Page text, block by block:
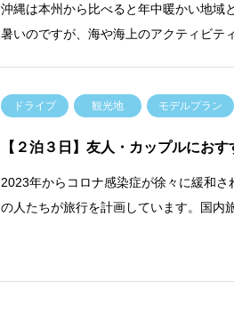
沖縄は本州から比べると年中暖かい地域
暑いのですが、海や海上のアクティビテ
ドライブ 観光地 モデルプラン
【２泊３日】友人・カップルにお
2023年からコロナ感染症が徐々に緩和さ
の人たちが旅行を計画しています。国内